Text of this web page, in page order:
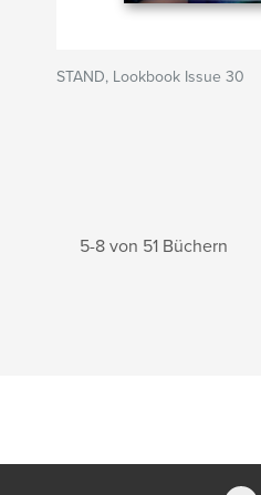
STAND, Lookbook Issue 30
5-8 von 51 Büchern